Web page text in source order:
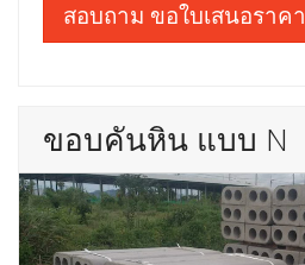
สอบถาม ขอใบเสนอราคา
ขอบคันหิน แบบ N